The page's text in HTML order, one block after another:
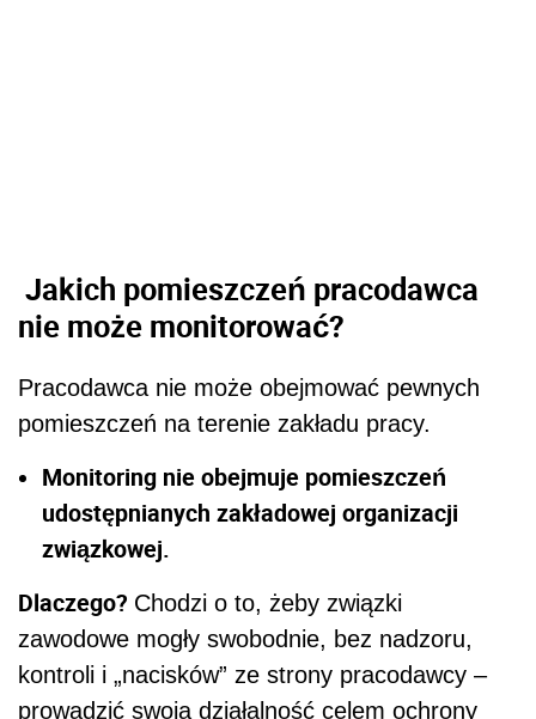
Jakich pomieszczeń pracodawca
nie może monitorować?
Pracodawca nie może obejmować pewnych
pomieszczeń na terenie zakładu pracy.
Monitoring nie obejmuje pomieszczeń
udostępnianych zakładowej organizacji
związkowej.
Dlaczego? Chodzi o to, żeby związki
zawodowe mogły swobodnie, bez nadzoru,
kontroli i „nacisków” ze strony pracodawcy –
prowadzić swoją działalność celem ochrony